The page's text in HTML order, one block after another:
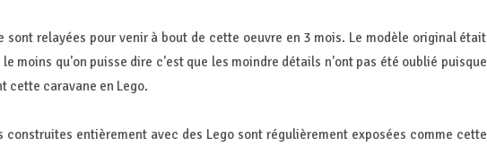
sont relayées pour venir à bout de cette oeuvre en 3 mois. Le modèle original était
moins qu'on puisse dire c'est que les moindre détails n'ont pas été oublié puisque
cette caravane en Lego.
construites entièrement avec des Lego sont régulièrement exposées comme cette